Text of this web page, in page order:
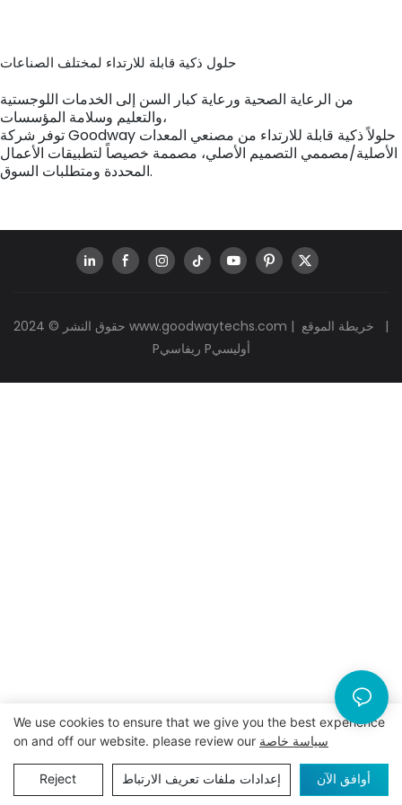
حلول ذكية قابلة للارتداء لمختلف الصناعات
من الرعاية الصحية ورعاية كبار السن إلى الخدمات اللوجستية
والتعليم وسلامة المؤسسات،
توفر شركة Goodway حلولاً ذكية قابلة للارتداء من مصنعي المعدات
الأصلية/مصممي التصميم الأصلي، مصممة خصيصاً لتطبيقات الأعمال
المحددة ومتطلبات السوق.
www.goodwaytechs.com |
|
Pريفاسي Pأوليسي
We use cookies to ensure that we give you the best experience
on and off our website. please review our سياسة خاصة
Reject إعدادات ملفات تعريف الارتباط أوافق الآن